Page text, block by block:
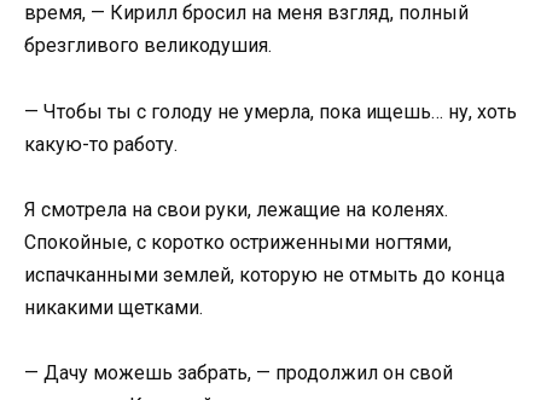
время, — Кирилл бросил на меня взгляд, полный
брезгливого великодушия.
— Чтобы ты с голоду не умерла, пока ищешь… ну, хоть
какую-то работу.
Я смотрела на свои руки, лежащие на коленях.
Спокойные, с коротко остриженными ногтями,
испачканными землей, которую не отмыть до конца
никакими щетками.
— Дачу можешь забрать, — продолжил он свой